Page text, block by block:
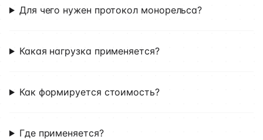
Для чего нужен протокол монорельса?
Какая нагрузка применяется?
Как формируется стоимость?
Где применяется?